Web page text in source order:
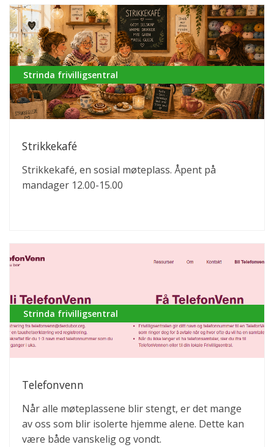
kan flest mulig få praktisere norsk. Det er ulike
tema som tas opp hver gang, avhengig av hva de
som kommer, ønsker å snakke om. Velkommen 💛
Strinda frivilligsentral
Strikkekafé
Strikkekafé, en sosial møteplass. Åpent på
mandager 12.00-15.00
Strinda frivilligsentral
Telefonvenn
Når alle møteplassene blir stengt, er det mange
av oss som blir isolerte hjemme alene. Dette kan
være både vanskelig og vondt.